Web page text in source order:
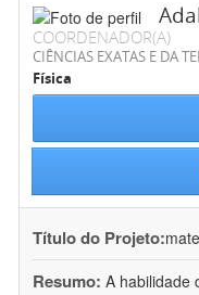
COORDENADOR(A)
CIÊNCIAS EXATAS E DA
Física
Título do Projeto:
Resumo: A habilidade